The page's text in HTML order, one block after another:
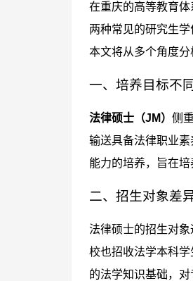
在重庆的高等教育体
两种常见的研究生
本文将从多个角度分
一、培养目标不同
法律硕士（JM） 侧
输送具备法律职业
能力的培养，旨在
二、招生对象差
法律硕士的招生对
校也招收法学本科
的法学知识基础，对